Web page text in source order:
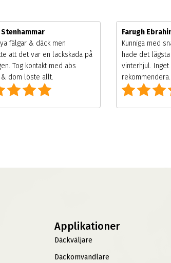
Stenhammar
fälgar & däck men
att det var en lackskada på
Tog kontakt med abs
dom löste allt.
Farugh
Kunniga med
hade det
vinterhjul.
rekommendera.
Applikationer
Däckväljare
Däckomvandlare